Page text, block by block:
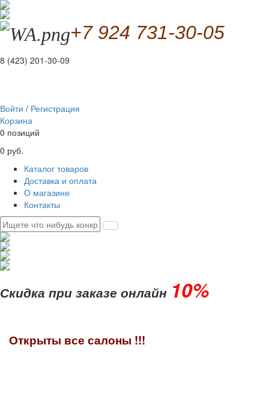
+7 924 731-30-05
8 (423) 201-30-09
Войти / Регистрация
Корзина
0 позиций
0 руб.
Каталог товаров
Доставка и оплата
О магазине
Контакты
Скидка при заказе онлайн 10%
Открыты все салоны !!!